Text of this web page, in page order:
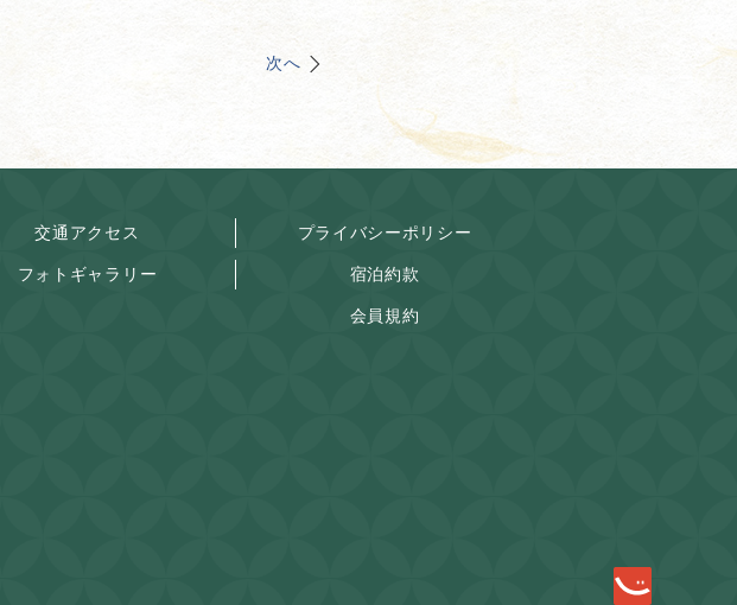
次へ
交通アクセス
フォトギャラリー
プライバシーポリシー
宿泊約款
会員規約